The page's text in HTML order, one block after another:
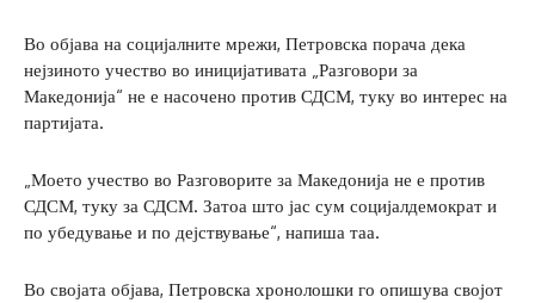
Во објава на социјалните мрежи, Петровска порача дека
нејзиното учество во иницијативата „Разговори за
Македонија“ не е насочено против СДСМ, туку во интерес на
партијата.
„Моето учество во Разговорите за Македонија не е против
СДСМ, туку за СДСМ. Затоа што јас сум социјалдемократ и
по убедување и по дејствување“, напиша таа.
Во својата објава, Петровска хронолошки го опишува својот